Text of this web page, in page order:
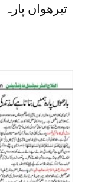
تیرھواں